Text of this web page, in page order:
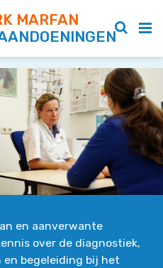
MARFAN
en aanverwante
over de diagnostiek,
en begeleiding bij het